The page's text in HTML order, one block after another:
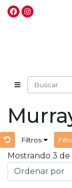
Filtros
Mostrando 3 de